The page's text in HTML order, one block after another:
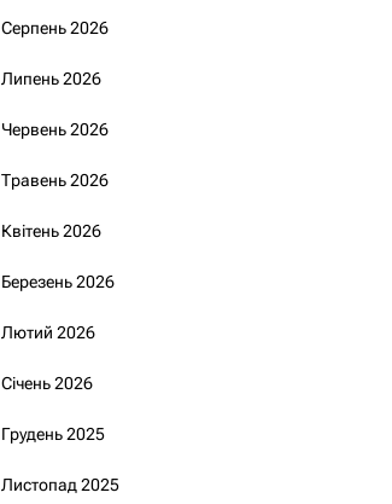
Серпень 2026
Липень 2026
Червень 2026
Травень 2026
Квітень 2026
Березень 2026
Лютий 2026
Січень 2026
Грудень 2025
Листопад 2025